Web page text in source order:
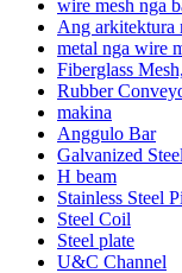
wire mesh nga
Ang arkitektura
metal nga wire
Fiberglass
Rubber
makina
Anggulo Bar
Galvanized
H beam
Stainless Steel
Steel Coil
Steel plate
U&C Channel